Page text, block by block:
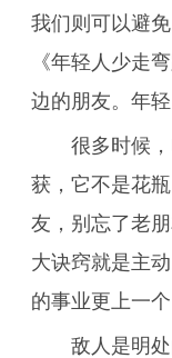
我们则可以避
《年轻人少走
边的朋友。年
很多时候
获，它不是花
友，别忘了老
大诀窍就是主
的事业更上一个
敌人是明